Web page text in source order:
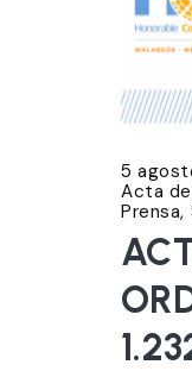
5
Acta
Prensa